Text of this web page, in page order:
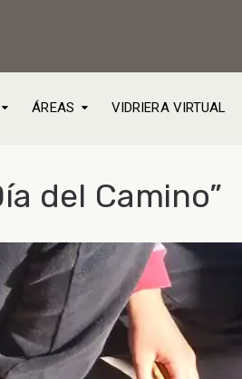
ÁREAS VIDRIERA VIRTUAL
del Camino”